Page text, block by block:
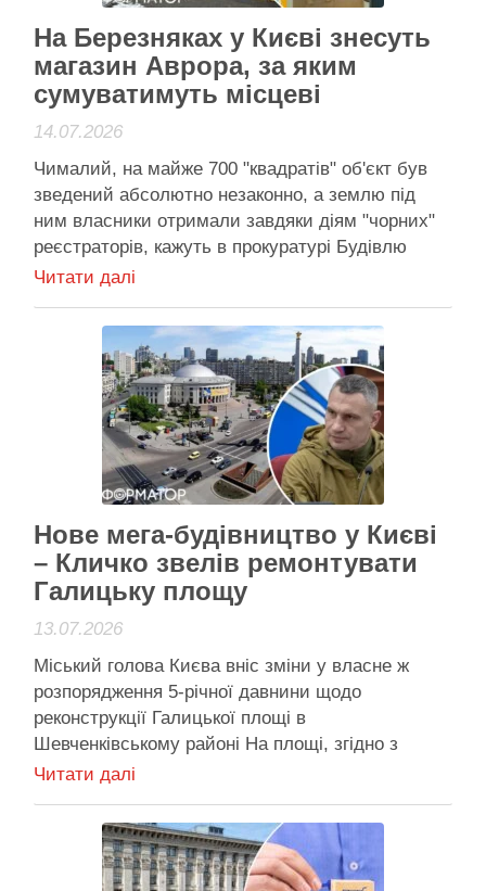
На Березняках у Києві знесуть
магазин Аврора, за яким
сумуватимуть місцеві
14.07.2026
Чималий, на майже 700 "квадратів" об'єкт був
зведений абсолютно незаконно, а землю під
ним власники отримали завдяки діям "чорних"
реєстраторів, кажуть в прокуратурі Будівлю
зноситимуть у рамках виконавчого провадження:
Фото: Ірина Селезньова На Березняках у
Дніпровському районі Києва демонтують
будівлю магазину “Аврора”. Це чималий об’єкт
Читати далі
Активісти району
Нове мега-будівництво у Києві
– Кличко звелів ремонтувати
Галицьку площу
13.07.2026
Міський голова Києва вніс зміни у власне ж
розпорядження 5-річної давнини щодо
реконструкції Галицької площі в
Шевченківському районі На площі, згідно з
планами, мають реконструювати об'єкти
голова Києва вніс зміни у власне ж
розпорядження 5-річної давнини щодо
реконструкції Галицької площі в
Читати далі